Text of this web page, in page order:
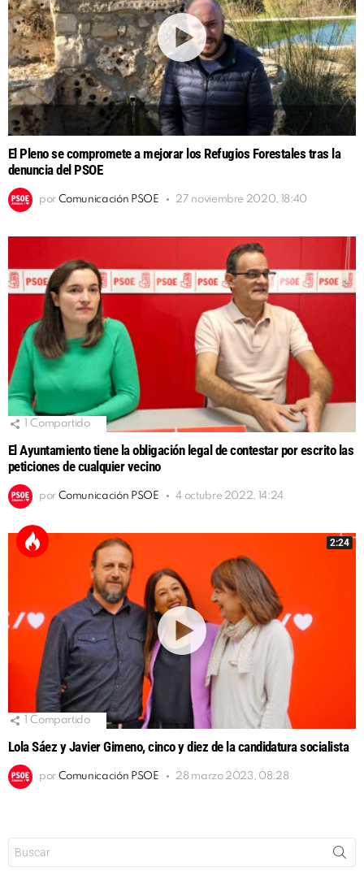
El Pleno se compromete a mejorar los Refugios Forestales tras la
denuncia del PSOE
por Comunicación PSOE 27 noviembre 2020, 18:40
Compartido
El Ayuntamiento tiene la obligación legal de contestar por escrito las
peticiones de cualquier vecino
por Comunicación PSOE 4 octubre 2022, 14:24
2:24
Compartido
Lola Sáez y Javier Gimeno, cinco y diez de la candidatura socialista
por Comunicación PSOE 28 marzo 2023, 08:28